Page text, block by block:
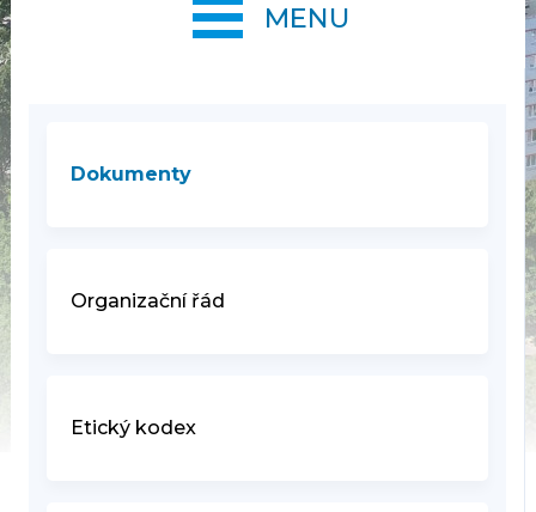
Dokumenty
Organizační řád
Etický kodex
MENU